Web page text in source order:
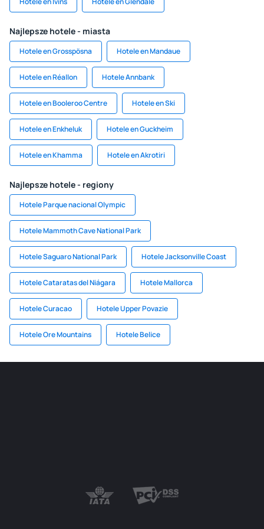
Najlepsze hotele - miasta
Hotele en Grosspösna Hotele en Mandaue
Hotele en Réallon Hotele Annbank
Hotele en Booleroo Centre Hotele en Ski
Hotele en Enkheluk Hotele en Guckheim
Hotele en Khamma Hotele en Akrotiri
Najlepsze hotele - regiony
Hotele Parque nacional Olympic
Hotele Mammoth Cave National Park
Hotele Saguaro National Park Hotele Jacksonville Coast
Hotele Cataratas del Niágara Hotele Mallorca
Hotele Curacao Hotele Upper Povazie
Hotele Ore Mountains Hotele Belice